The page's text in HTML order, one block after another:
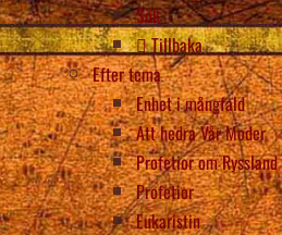
Sök
Tillbaka
Efter tema
Enhet i mångfald
Att hedra Vår Moder
Profetior om Ryssland
Profetior
Eukaristin